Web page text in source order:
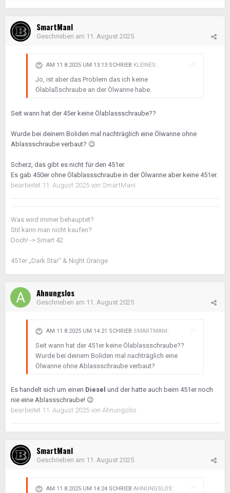
SmartManI
Geschrieben am 11. August 2025
AM 11.8.2025 UM 13:13 SCHRIEB KLEINES:
Jo, ist aber das Problem das ich keine
Ölablaßschraube an der Ölwanne habe.
Seit wann hat der 45er keine Ölablassschraube??
Wurde bei deinem Boliden mal nachträglich eine Ölwanne ohne
Ablassschraube verbaut? 😉
Scherz, das gibt es nicht für den 451er.
Es gab 450er ohne Ölablassschraube in der Ölwanne aber keine 451er.
bearbeitet 11. August 2025 von SmartManI
Was wird immer behauptet?
Stil kann man nicht kaufen?
Doch! -> Smart 42
451er „Dark Star“ & Night Orange
Ahnungslos
Geschrieben am 11. August 2025
AM 11.8.2025 UM 14:21 SCHRIEB SMARTMANI :
Seit wann hat der 451er keine Ölablassschraube??
Wurde bei deinem Boliden mal nachträglich eine
Ölwanne ohne Ablassschraube verbaut?
Es handelt sich um einen Diesel und der hatte auch beim 451er noch
nie eine Ablassschraube! 😉
bearbeitet 11. August 2025 von Ahnungslos
SmartManI
Geschrieben am 11. August 2025
AM 11.8.2025 UM 14:24 SCHRIEB AHNUNGSLOS: